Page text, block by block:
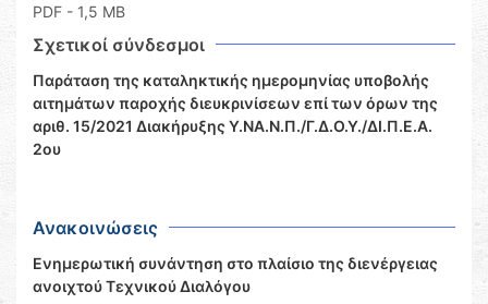
PDF - 1,5 MB
Σχετικοί σύνδεσμοι
Παράταση της καταληκτικής ημερομηνίας υποβολής
αιτημάτων παροχής διευκρινίσεων επί των όρων της
αριθ. 15/2021 Διακήρυξης Υ.ΝΑ.Ν.Π./Γ.Δ.Ο.Υ./ΔΙ.Π.Ε.Α.
2ου
Ανακοινώσεις
Ενημερωτική συνάντηση στο πλαίσιο της διενέργειας
ανοιχτού Τεχνικού Διαλόγου